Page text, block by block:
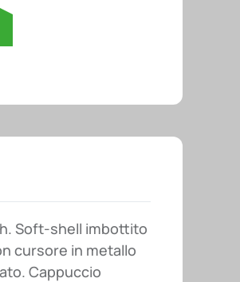
Soft-shell imbottito
cursore in metallo
Cappuccio